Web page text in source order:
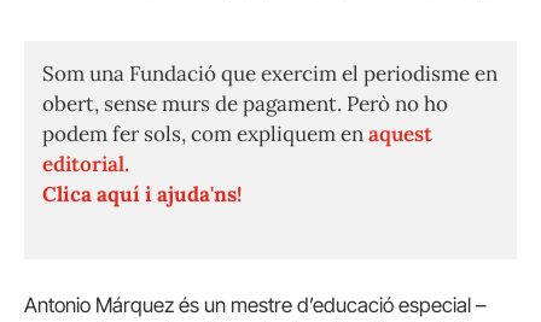
Som una Fundació que exercim el periodisme en
obert, sense murs de pagament. Però no ho
podem fer sols, com expliquem enaquest
editorial.
Clica aquí i ajuda'ns!
Antonio Márquez és un mestre d’educació especial –